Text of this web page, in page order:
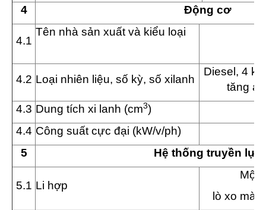
4
Động cơ
4.1
Tên nhà sản xuất và kiểu loại
4.2 Loại nhiên liệu, số kỳ, số xilanh
Diesel, 4
tăng
4.3 Dung tích xi lanh (cm3)
4.4 Công suất cực đại (kW/v/ph)
5
Hệ thống truyền lực
5.1 Li hợp
Một
lò xo